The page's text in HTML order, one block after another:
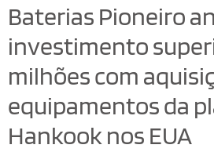
Baterias Pioneiro
investimento
milhões com
equipamentos da
Hankook nos EUA